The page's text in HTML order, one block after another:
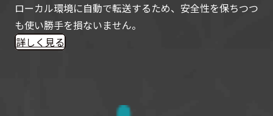
ローカル環境に自動で転送するため、安全性を保ちつつ
も使い勝手を損ないません。
詳しく見る